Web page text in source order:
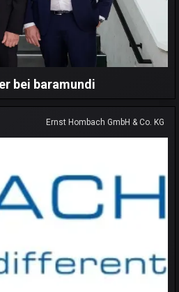
bei baramundi
Ernst Hombach GmbH & Co. KG